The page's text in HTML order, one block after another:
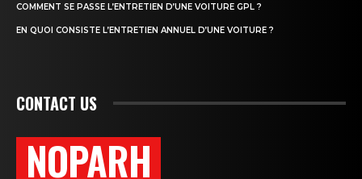
COMMENT SE PASSE L’ENTRETIEN D’UNE VOITURE GPL ?
EN QUOI CONSISTE L’ENTRETIEN ANNUEL D’UNE VOITURE ?
CONTACT US
NOPARH